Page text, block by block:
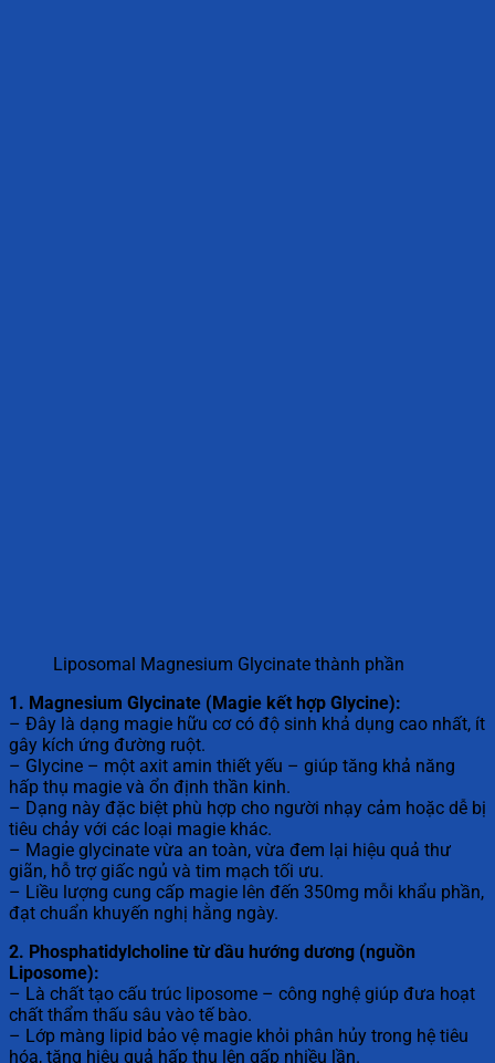
Liposomal Magnesium Glycinate thành phần
1. Magnesium Glycinate (Magie kết hợp Glycine):
– Đây là dạng magie hữu cơ có độ sinh khả dụng cao nhất, ít
gây kích ứng đường ruột.
– Glycine – một axit amin thiết yếu – giúp tăng khả năng
hấp thụ magie và ổn định thần kinh.
– Dạng này đặc biệt phù hợp cho người nhạy cảm hoặc dễ bị
tiêu chảy với các loại magie khác.
– Magie glycinate vừa an toàn, vừa đem lại hiệu quả thư
giãn, hỗ trợ giấc ngủ và tim mạch tối ưu.
– Liều lượng cung cấp magie lên đến 350mg mỗi khẩu phần,
đạt chuẩn khuyến nghị hằng ngày.
2. Phosphatidylcholine từ dầu hướng dương (nguồn
Liposome):
– Là chất tạo cấu trúc liposome – công nghệ giúp đưa hoạt
chất thẩm thấu sâu vào tế bào.
– Lớp màng lipid bảo vệ magie khỏi phân hủy trong hệ tiêu
hóa, tăng hiệu quả hấp thụ lên gấp nhiều lần.